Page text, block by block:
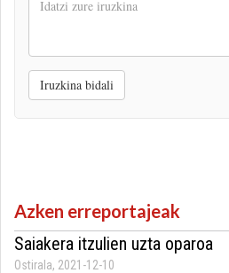
Iruzkina bidali
Azken erreportajeak
Saiakera itzulien uzta oparoa
Ostirala, 2021-12-10